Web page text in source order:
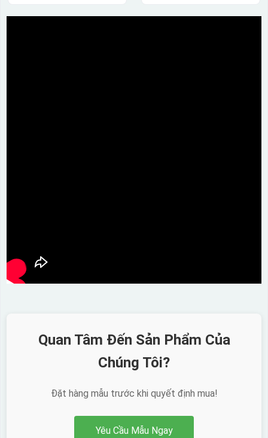
Quan Tâm Đến Sản Phẩm Của
Chúng Tôi?
Đặt hàng mẫu trước khi quyết định mua!
Yêu Cầu Mẫu Ngay